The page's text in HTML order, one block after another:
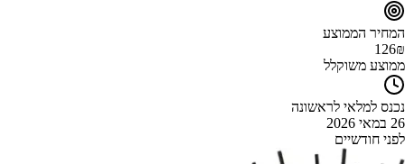
המחיר הממוצע
126₪
ממוצע משוקלל
נכנס למלאי לראשונה
26 במאי 2026
לפני חודשיים